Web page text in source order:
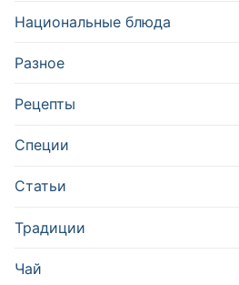
Национальные блюда
Разное
Рецепты
Специи
Статьи
Традиции
Чай